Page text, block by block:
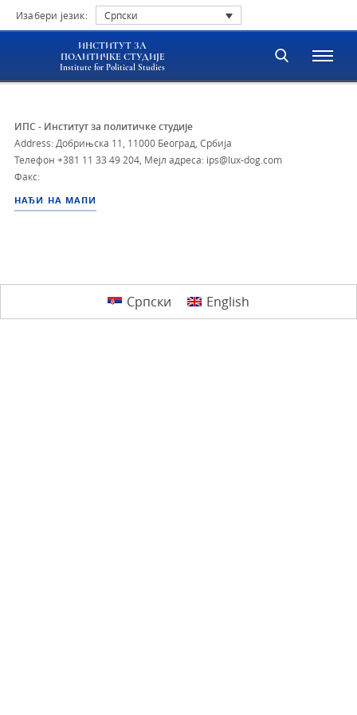
Изабери језик: Српски
ИНСТИТУТ ЗА
ПОЛИТИЧКЕ СТУДИЈЕ
Institute for Political Studies
ИПС - Институт за политичке студије
Address: Добрињска 11, 11000 Београд, Србија
Телефон +381 11 33 49 204 Мејл адреса: ips@lux-dog.com
Факс:
НАЂИ НА МАПИ
Српски English